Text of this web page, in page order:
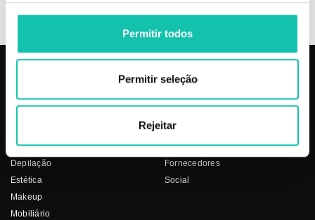
Permitir todos
Permitir seleção
Rejeitar
Cabelo
Depilação
Estética
Makeup
Mobiliário
COSMÉTICA CLICK
Termos e condições
Os nossos preços
Fornecedores
Social